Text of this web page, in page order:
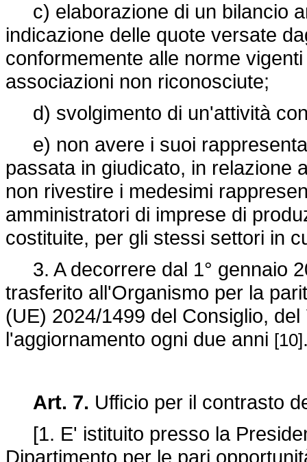
c) elaborazione di un bilancio
indicazione delle quote versate
conformemente alle norme
associazioni non riconosciute;
d) svolgimento di un'attività
e) non avere i suoi
passata in giudicato, in relazione
non rivestire i medesimi
amministratori di imprese di
costituite, per gli stessi settori in
3. A decorrere dal 1° gennaio
trasferito all'Organismo per la
(UE) 2024/1499 del Consiglio,
l'aggiornamento ogni due anni [10]
Art. 7. Ufficio per il contrasto
[1. E' istituito presso la
Dipartimento per le pari